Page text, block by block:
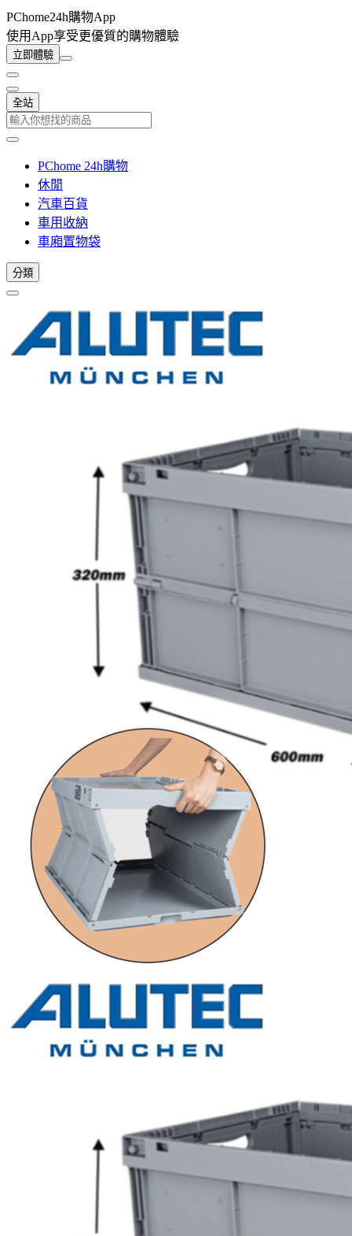
PChome24h購物App
使用App享受更優質的購物體驗
立即體驗
全站
PChome 24h購物
休閒
汽車百貨
車用收納
車廂置物袋
分類